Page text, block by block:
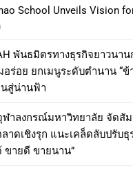
School Unveils Vision
พันธมิตรทางธุรกิจยาวนาน
ร่อย ยกเมนูระดับตำนาน “ข้
นสู่น่านฟ้า
าลงกรณ์มหาวิทยาลัย จัดสั
าดเชิงรุก แนะเคล็ดลับปรับธุ
ขายดี ขายนาน”